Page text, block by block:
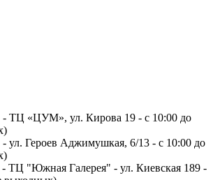
ТЦ «ЦУМ», ул. Кирова 19 - с 10:00 до
ул. Героев Аджимушкая, 6/13 - с 10:00 до
- ТЦ "Южная Галерея" - ул. Киевская 189 -